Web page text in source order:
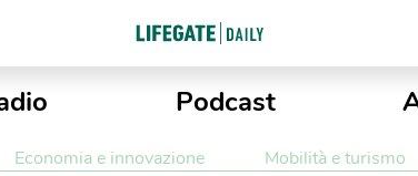
Podcast
Economia e innovazione Mobilità e turismo